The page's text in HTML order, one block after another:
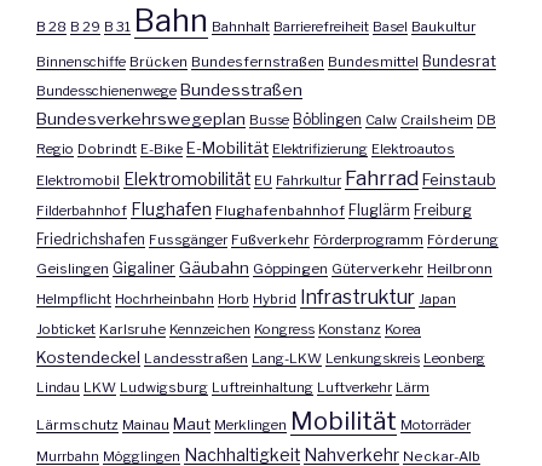
B 28 B 29 B 31 Bahn Bahnhalt Barrierefreiheit Basel Baukultur
Binnenschiffe Brücken Bundesfernstraßen Bundesmittel Bundesrat
Bundesschienenwege Bundesstraßen
Bundesverkehrswegeplan Busse Böblingen Calw Crailsheim DB
Regio Dobrindt E-Bike E-Mobilität Elektrifizierung Elektroautos
Elektromobil Elektromobilität EU Fahrkultur FahrradFeinstaub
Filderbahnhof Flughafen Flughafenbahnhof Fluglärm Freiburg
Friedrichshafen Fussgänger Fußverkehr Förderprogramm Förderung
Geislingen Gigaliner Gäubahn Göppingen Güterverkehr Heilbronn
Helmpflicht Hochrheinbahn Horb Hybrid Infrastruktur Japan
Jobticket Karlsruhe Kennzeichen Kongress Konstanz Korea
Kostendeckel Landesstraßen Lang-LKW Lenkungskreis Leonberg
Lindau LKW Ludwigsburg Luftreinhaltung Luftverkehr Lärm
Lärmschutz Mainau Maut Merklingen Mobilität Motorräder
Murrbahn Mögglingen Nachhaltigkeit Nahverkehr Neckar-Alb